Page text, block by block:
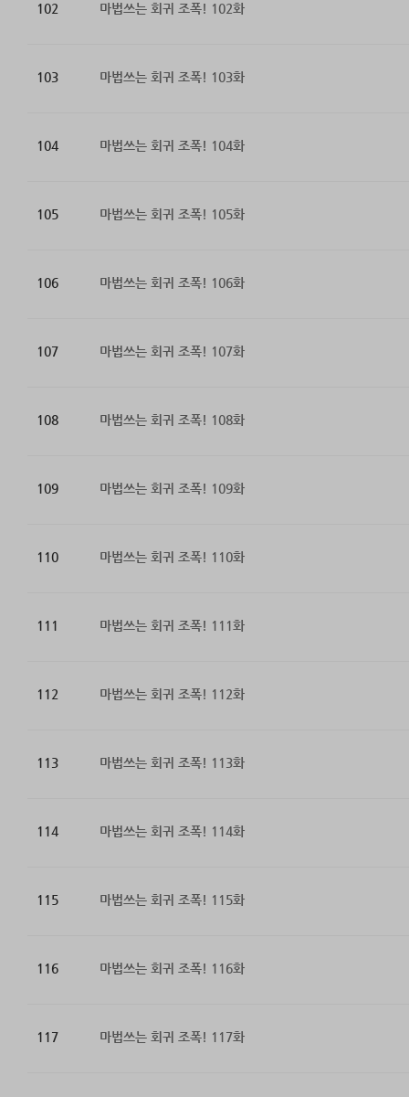
102 마법쓰는 회귀 조폭! 102화
103 마법쓰는 회귀 조폭! 103화
104 마법쓰는 회귀 조폭! 104화
105 마법쓰는 회귀 조폭! 105화
106 마법쓰는 회귀 조폭! 106화
107 마법쓰는 회귀 조폭! 107화
108 마법쓰는 회귀 조폭! 108화
109 마법쓰는 회귀 조폭! 109화
110 마법쓰는 회귀 조폭! 110화
111 마법쓰는 회귀 조폭! 111화
112 마법쓰는 회귀 조폭! 112화
113 마법쓰는 회귀 조폭! 113화
114 마법쓰는 회귀 조폭! 114화
115 마법쓰는 회귀 조폭! 115화
116 마법쓰는 회귀 조폭! 116화
117 마법쓰는 회귀 조폭! 117화